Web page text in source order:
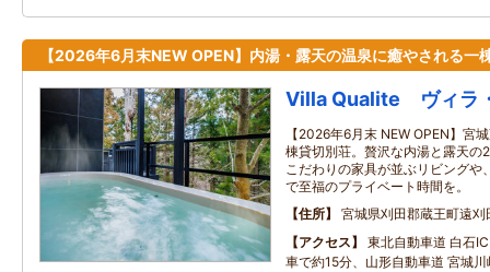
【2026年6月末NEW OPEN】内湯・露天の温泉に癒やされる一
Villa Qualite ヴィラ
【2026年6月末 NEW OPEN】宮
棟貸切別荘。贅沢な内湯と露天の
こだわりの家具が並ぶリビングや
で至福のプライベート時間を。
住所
宮城県刈田郡蔵王町遠
アクセス
東北自動車道 白石
車で約15分、山形自動車道 宮城